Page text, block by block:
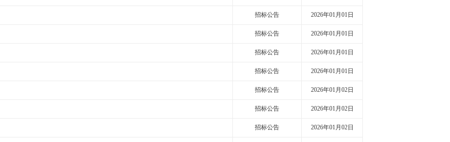
招标公告 2026年01月01日
招标公告 2026年01月01日
招标公告 2026年01月01日
招标公告 2026年01月01日
招标公告 2026年01月02日
招标公告 2026年01月02日
招标公告 2026年01月02日